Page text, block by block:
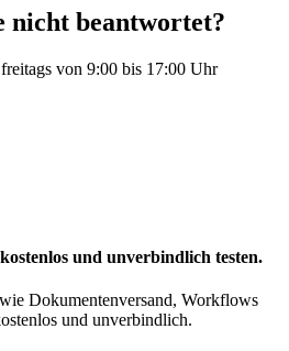
nicht beantwortet?
von 9:00 bis 17:00 Uhr
und unverbindlich testen.
Dokumentenversand, Workflows
und unverbindlich.